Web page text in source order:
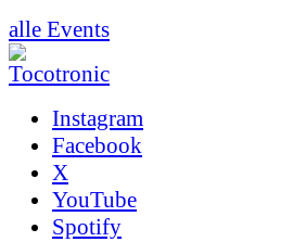
alle Events
Instagram
Facebook
X
YouTube
Spotify